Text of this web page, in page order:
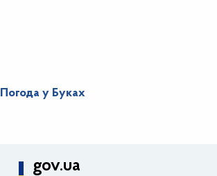
Погода у Буках
gov.ua